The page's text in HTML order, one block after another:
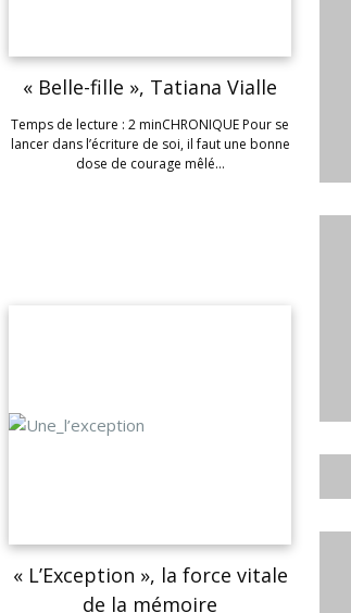
« Belle-fille », Tatiana Vialle
Temps de lecture : 2 minCHRONIQUE Pour se
lancer dans l’écriture de soi, il faut une bonne
dose de courage mêlé…
« L’Exception », la force vitale
de la mémoire